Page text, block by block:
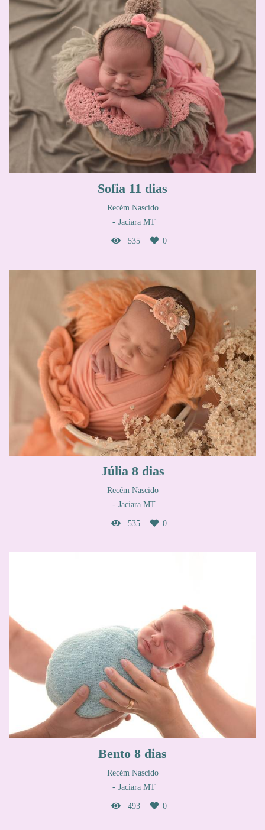
Sofia 11 dias
Recém Nascido
Jaciara MT
535 0
Júlia 8 dias
Recém Nascido
Jaciara MT
535 0
Bento 8 dias
Recém Nascido
Jaciara MT
493 0